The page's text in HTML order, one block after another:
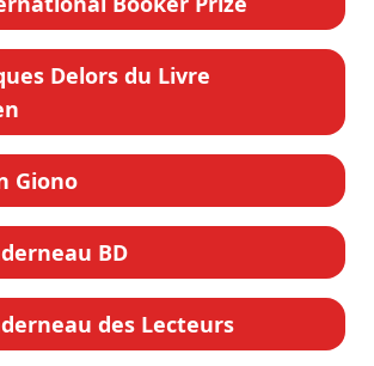
Delors du Livre
Giono
BD
des Lecteurs